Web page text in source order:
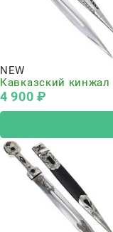
NEW
Кавказский
4 900 ₽